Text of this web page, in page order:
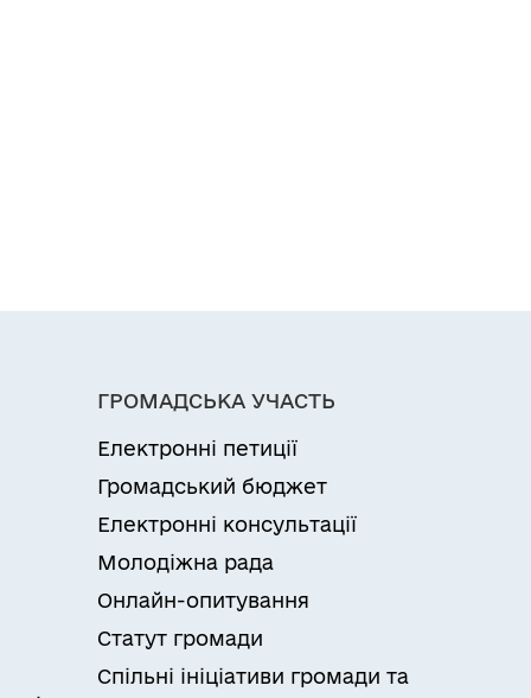
ГРОМАДСЬКА УЧАСТЬ
Електронні петиції
Громадський бюджет
Електронні консультації
Молодіжна рада
Онлайн-опитування
Статут громади
Спільні ініціативи громади та